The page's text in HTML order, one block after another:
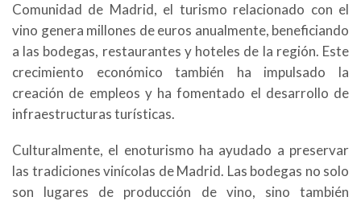
Comunidad de Madrid, el turismo relacionado con el
vino genera millones de euros anualmente, beneficiando
a las bodegas, restaurantes y hoteles de la región. Este
crecimiento económico también ha impulsado la
creación de empleos y ha fomentado el desarrollo de
infraestructuras turísticas.
Culturalmente, el enoturismo ha ayudado a preservar
las tradiciones vinícolas de Madrid. Las bodegas no solo
son lugares de producción de vino, sino también